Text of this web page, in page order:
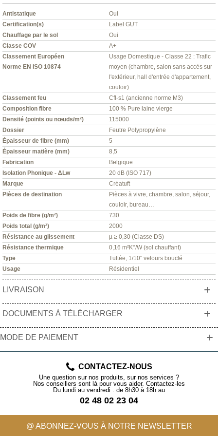
Antistatique
Oui
Certification(s)
Label GUT
Chauffage par le sol
Oui
Classe COV
A+
Classement Européen
Norme EN ISO 10874
Usage Domestique - Classe 22 : Trafic
moyen (chambre, salon sans accès sur
l'extérieur, hall d'entrée d'appartement,
couloir)
Classement feu
Cfl-s1 (ancienne norme M3)
Composition fibre
100 % Pure laine vierge
Densité (points ou nœuds/m²)
115000
Dossier
Feutre Polypropylène
Épaisseur de fibre (mm)
5
Épaisseur matière (mm)
8,5
Fabrication
Belgique
Isolation Phonique - ΔLw
20 dB (ISO 717)
Marque
Créatuft
Pièces de destination
Pièces à vivre, chambre, salon, séjour,
couloir, bureau…
Poids de fibre (g/m²)
730
Poids total (g/m²)
2000
Résistance au glissement
µ ≥ 0,30 (Classe DS)
Résistance thermique
0,16 m²K°/W (sol chauffant)
Type
Tuftée, 1/10" velours bouclé
Usage
Résidentiel
LIVRAISON +
DOCUMENTS À TÉLÉCHARGER +
MODE DE PAIEMENT +
CONTACTEZ-NOUS
Une question sur nos produits, sur nos services ?
Nos conseillers sont là pour vous aider. Contactez-les
Du lundi au vendredi : de 8h30 à 18h au
02 48 02 23 04
@ ABONNEZ-VOUS À NOTRE NEWSLETTER